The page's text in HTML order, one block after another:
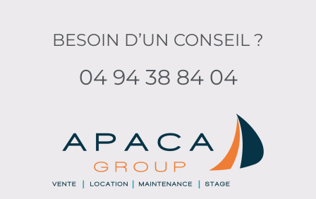
BESOIN D’UN CONSEIL ?
04 94 38 84 04